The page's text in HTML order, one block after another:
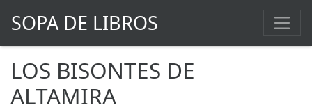
SOPA DE LIBROS
LOS BISONTES DE
ALTAMIRA